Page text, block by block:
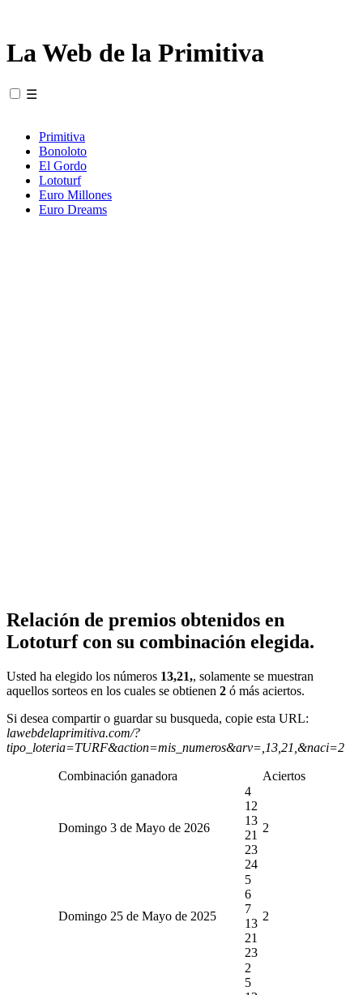
La Web de la Primitiva
☰
Primitiva
Bonoloto
El Gordo
Lototurf
Euro Millones
Euro Dreams
Relación de premios obtenidos en
Lototurf con su combinación elegida.
Usted ha elegido los números 13,21,, solamente se muestran
aquellos sorteos en los cuales se obtienen 2 ó más aciertos.
Si desea compartir o guardar su busqueda, copie esta URL:
lawebdelaprimitiva.com/?
tipo_loteria=TURF&action=mis_numeros&arv=,13,21,&naci=2
Combinación ganadora Aciertos
Domingo 3 de Mayo de 2026
4
12
13
21
23
24
2
Domingo 25 de Mayo de 2025
5
6
7
13
21
23
2
2
5